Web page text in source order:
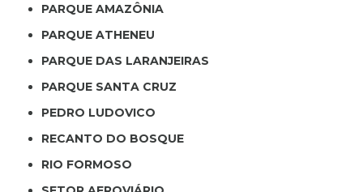
PARQUE AMAZÔNIA
PARQUE ATHENEU
PARQUE DAS LARANJEIRAS
PARQUE SANTA CRUZ
PEDRO LUDOVICO
RECANTO DO BOSQUE
RIO FORMOSO